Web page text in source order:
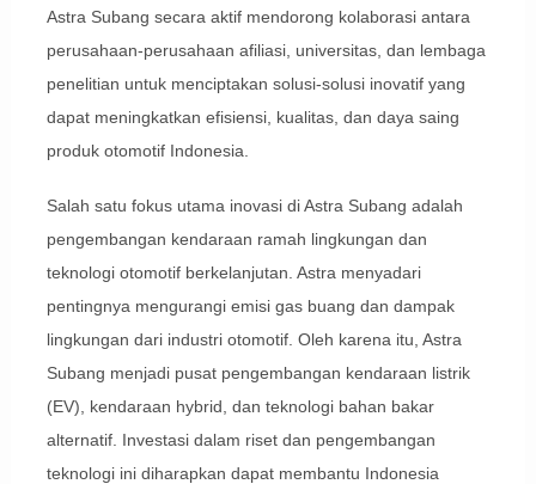
Astra Subang secara aktif mendorong kolaborasi antara
perusahaan-perusahaan afiliasi, universitas, dan lembaga
penelitian untuk menciptakan solusi-solusi inovatif yang
dapat meningkatkan efisiensi, kualitas, dan daya saing
produk otomotif Indonesia.
Salah satu fokus utama inovasi di Astra Subang adalah
pengembangan kendaraan ramah lingkungan dan
teknologi otomotif berkelanjutan. Astra menyadari
pentingnya mengurangi emisi gas buang dan dampak
lingkungan dari industri otomotif. Oleh karena itu, Astra
Subang menjadi pusat pengembangan kendaraan listrik
(EV), kendaraan hybrid, dan teknologi bahan bakar
alternatif. Investasi dalam riset dan pengembangan
teknologi ini diharapkan dapat membantu Indonesia